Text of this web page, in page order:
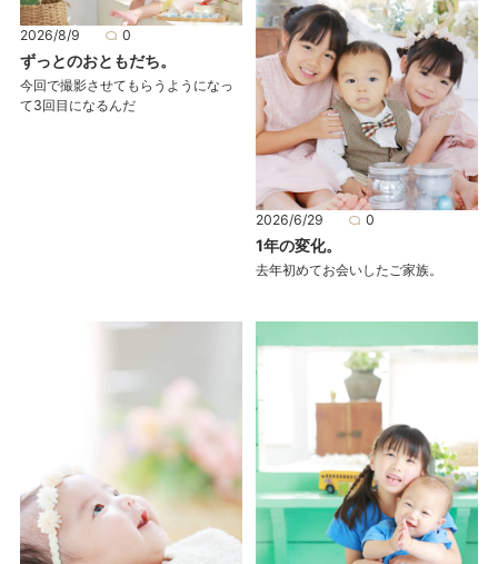
2026/8/9 0
ずっとのおともだち。
今回で撮影させてもらうようになっ
て3回目になるんだ
2026/6/29 0
1年の変化。
去年初めてお会いしたご家族。